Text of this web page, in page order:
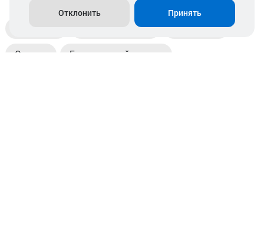
Пункты выдачи Магазины
Оплата Безналичный расчет
Отклонить Принять